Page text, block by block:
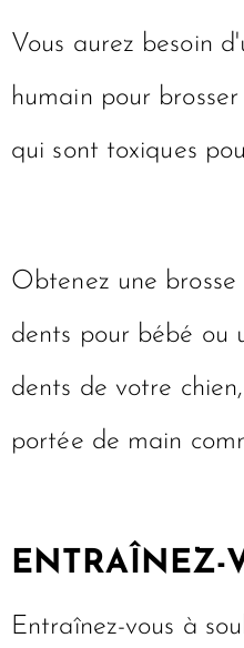
Vous aurez besoin
humain pour
qui sont toxiques
Obtenez une
dents pour bébé ou
dents de votre
portée de main
ENTRAÎNEZ-
Entraînez-vous à